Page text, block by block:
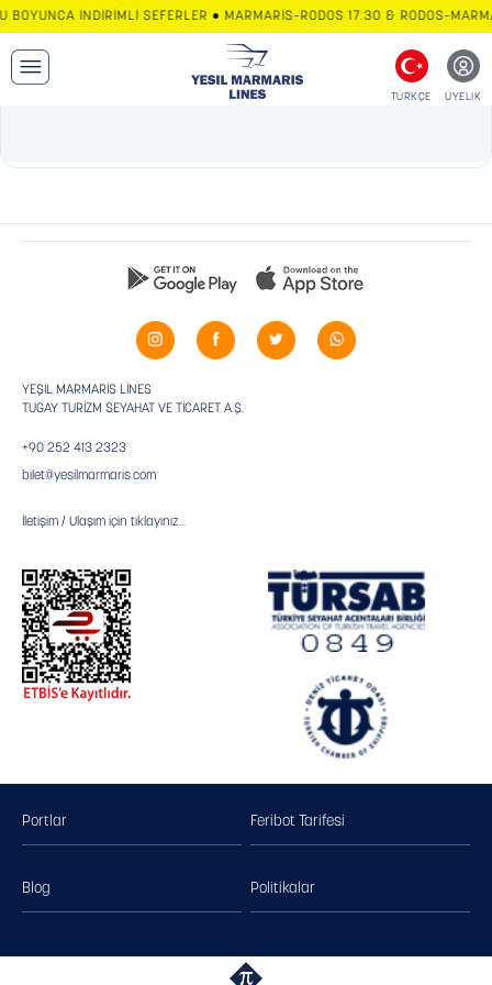
BOYUNCA İNDİRİMLİ SEFERLER • MARMARİS–RODOS 17:30 &
TÜRKÇE ÜYELİK
YEŞİL MARMARİS LİNES
TUGAY TURİZM SEYAHAT VE TİCARET A.Ş.
+90 252 413 2323
bilet@yesilmarmaris.com
İletişim / Ulaşım için tıklayınız...
Portlar Feribot Tarifesi
Blog Politikalar